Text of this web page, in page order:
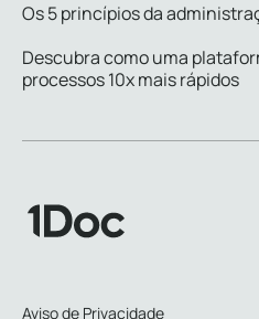
Os 5 princípios da
Descubra como uma
processos 10x mais rápidos
Aviso de Privacidade